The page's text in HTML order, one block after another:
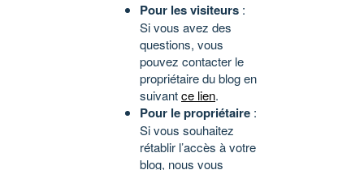
Pour les visiteurs :
Si vous avez des
questions, vous
pouvez contacter le
propriétaire du blog en
suivantce lien.
Pour le propriétaire :
Si vous souhaitez
rétablir l’accès à votre
blog, nous vous